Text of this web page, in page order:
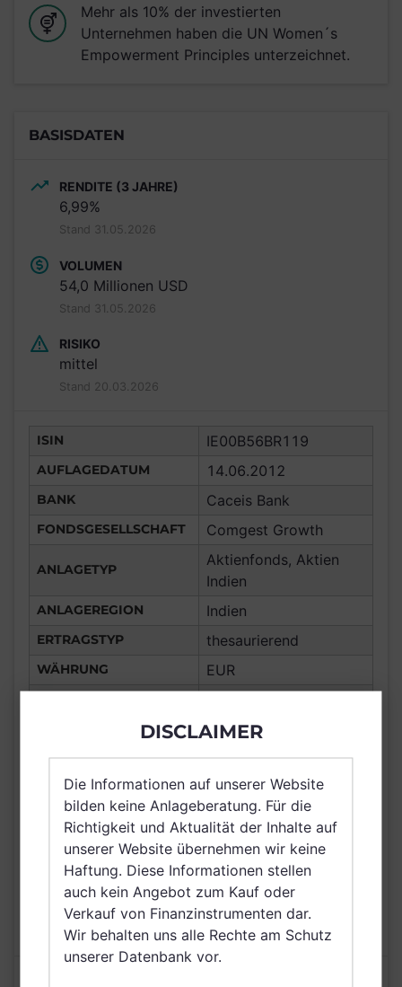
Mehr als 10% der investierten
Unternehmen haben die UN Women´s
Empowerment Principles unterzeichnet.
BASISDATEN
RENDITE (3 JAHRE)
6,99%
Stand 31.05.2026
VOLUMEN
54,0 Millionen USD
Stand 31.05.2026
RISIKO
mittel
Stand 20.03.2026
ISIN IE00B56BR119
AUFLAGEDATUM 14.06.2012
BANK Caceis Bank
FONDSGESELLSCHAFT Comgest Growth
ANLAGETYP
Aktienfonds, Aktien
Indien
ANLAGEREGION Indien
ERTRAGSTYP thesaurierend
WÄHRUNG EUR
VERTRIEBSZULASSUNG
Deutschland, Spanien,
Italien, Luxemburg,
Österreich, Schweiz,
Finnland, Schweden,
Irland, Belgien,
Netherlands (Kingdom
of the), Singapur
AUSGABEAUFSCHLAG 2,00%
MAX. LAUFENDE
KOSTEN
N/A
DISCLAIMER
Die Informationen auf unserer Website
bilden keine Anlageberatung. Für die
Richtigkeit und Aktualität der Inhalte auf
unserer Website übernehmen wir keine
Haftung. Diese Informationen stellen
auch kein Angebot zum Kauf oder
Verkauf von Finanzinstrumenten dar.
Wir behalten uns alle Rechte am Schutz
unserer Datenbank vor.